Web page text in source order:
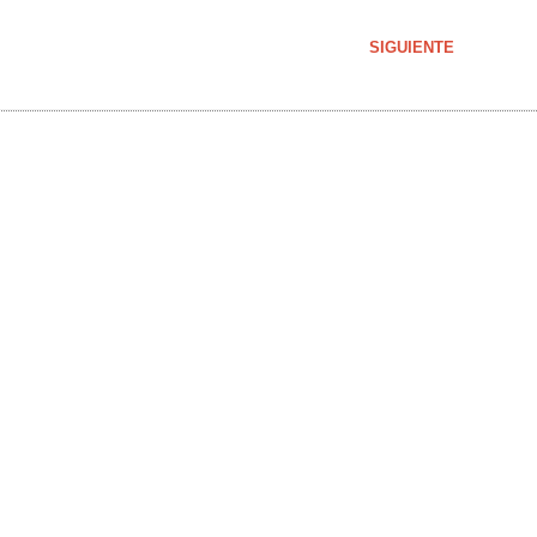
SIGUIENTE